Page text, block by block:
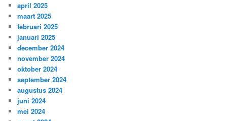
april 2025
maart 2025
februari 2025
januari 2025
december 2024
november 2024
oktober 2024
september 2024
augustus 2024
juni 2024
mei 2024